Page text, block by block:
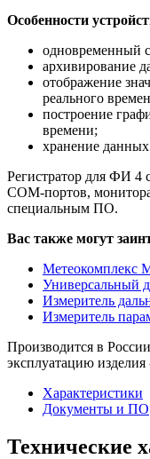
Особенности
одновременный
архивирование
отображение
реального
построение
времени;
хранение
Регистратор для ФИ 4
СОМ-портов, монитора
специальным ПО.
Вас также могут
Универсальный
Измеритель
Измеритель
Производится в России
эксплуатацию изделия
Характеристики
Документы и ПО
Технические